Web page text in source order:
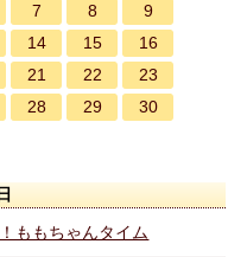
7 8
9
14 15
16
21 22
23
28 29
30
ももちゃんタイム